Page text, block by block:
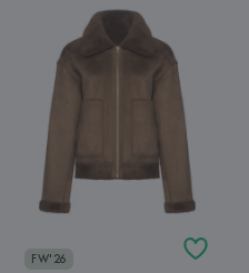
FW'26